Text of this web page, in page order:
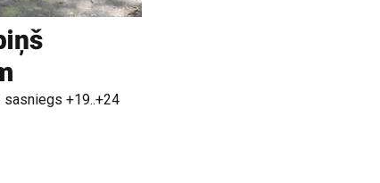
+19..+24